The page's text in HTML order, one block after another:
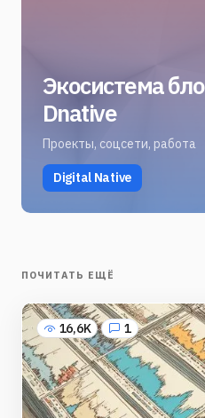
Экосистема
Dnative
Проекты, соцсети, работа
Digital Native
ПОЧИТАТЬ ЕЩЁ
16,6K 1